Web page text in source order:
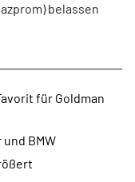
belassen
für Goldman
BMW